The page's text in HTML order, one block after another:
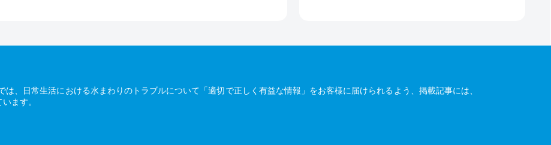
、日常生活における水まわりのトラブルについて「適切で正しく有益な情報」をお客様に届けられるよう、掲載記事には、
ます。